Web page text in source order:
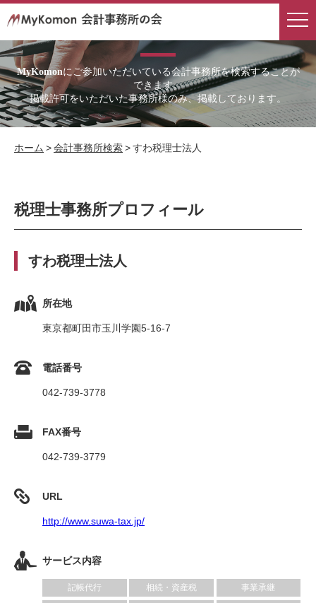
MyKomonにご参加いただいている会計事務所を検索することが
できます。
掲載許可をいただいた事務所様のみ、掲載しております。
ホーム >会計事務所検索>すわ税理士法人
税理士事務所プロフィール
すわ税理士法人
所在地
東京都町田市玉川学園5-16-7
電話番号
042-739-3778
FAX番号
042-739-3779
URL
http://www.suwa-tax.jp/
サービス内容
記帳代行 相続・資産税 事業承継